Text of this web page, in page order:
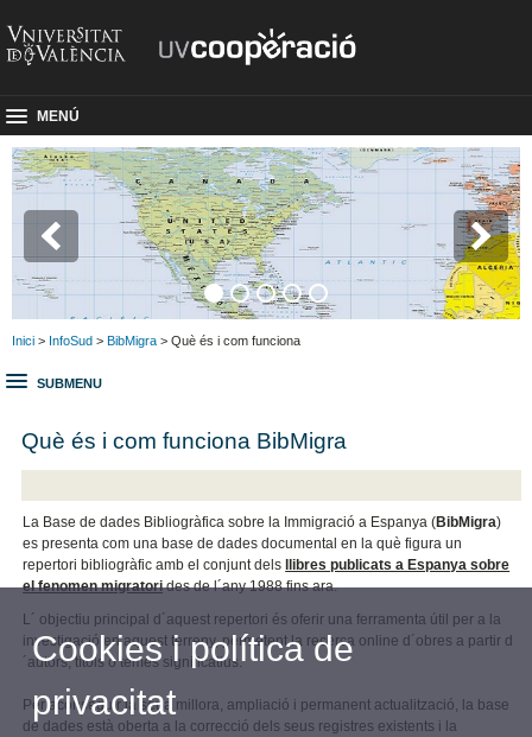
MENÚ
Inici > InfoSud > BibMigra > Què és i com funciona
SUBMENU
Què és i com funciona BibMigra
La Base de dades Bibliogràfica sobre la Immigració a Espanya (BibMigra)
es presenta com una base de dades documental en la què figura un
repertori bibliogràfic amb el conjunt dels
llibres publicats a Espanya sobre
el fenomen migratorides de l´any 1988 fins ara.
L´ objectiu principal d´aquest repertori és oferir una ferramenta útil per a la
investigació en aquest terreny, permetent la recerca online d´obres a partir d
´autors, títols o temes significatius.
Per aconseguir la seua millora, ampliació i permanent actualització, la base
de dades està oberta a la correcció dels seus registres existents i la
Cookies i política de
privacitat